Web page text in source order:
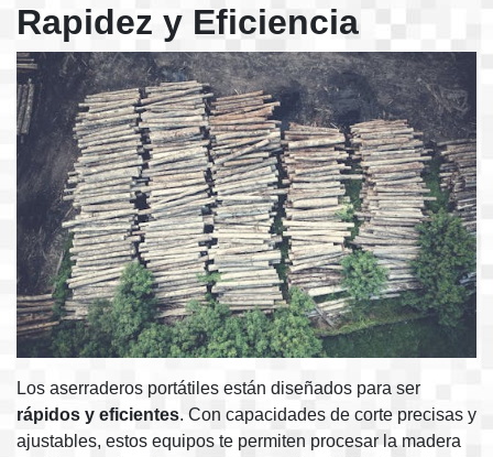
Rapidez y Eficiencia
Los aserraderos portátiles están diseñados para ser
rápidos y eficientes. Con capacidades de corte precisas y
ajustables, estos equipos te permiten procesar la madera